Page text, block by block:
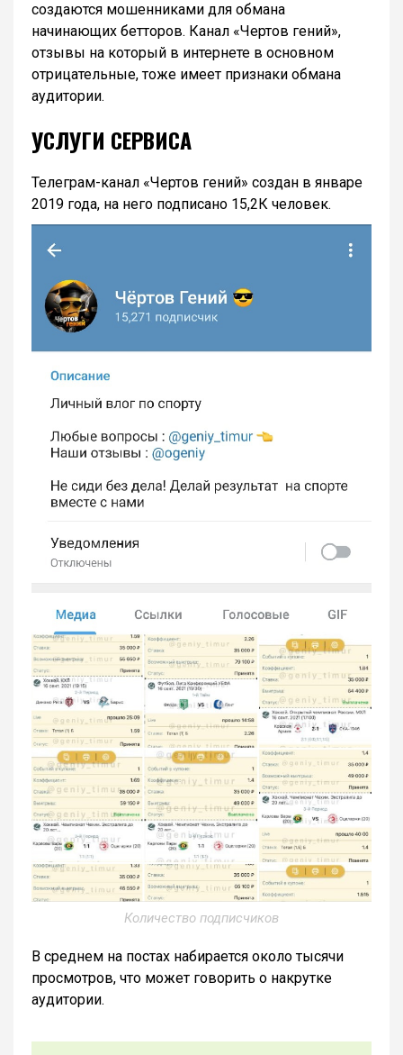
создаются мошенниками для обмана
начинающих бетторов. Канал «Чертов гений»,
отзывы на который в интернете в основном
отрицательные, тоже имеет признаки обмана
аудитории.
УСЛУГИ СЕРВИСА
Телеграм-канал «Чертов гений» создан в январе
2019 года, на него подписано 15,2К человек.
Количество подписчиков
В среднем на постах набирается около тысячи
просмотров, что может говорить о накрутке
аудитории.